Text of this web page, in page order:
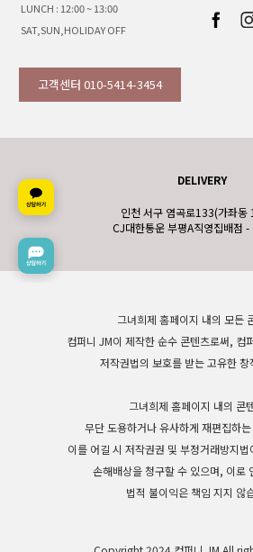
LUNCH : 12:00 ~ 13:00
SAT,SUN,HOLIDAY OFF
고객센터 010-5414-3454
DELIVERY
인천 서구 염곡로133(가좌동
CJ대한통운 부평A직영집배점 -
그녀희제 홈페이지 내의 모든
컴퍼니 JM이 제작한 순수 콘텐츠로써, 컴
저작권법의 보호를 받는 고유한 창
그녀희제 홈페이지 내의 콘
무단 도용하거나 유사하게 재편집하
이를 어길 시 저작권권 및 부정거래방지법
손해배상을 청구할 수 있으며, 이로
법적 불이익은 책임 지지 않